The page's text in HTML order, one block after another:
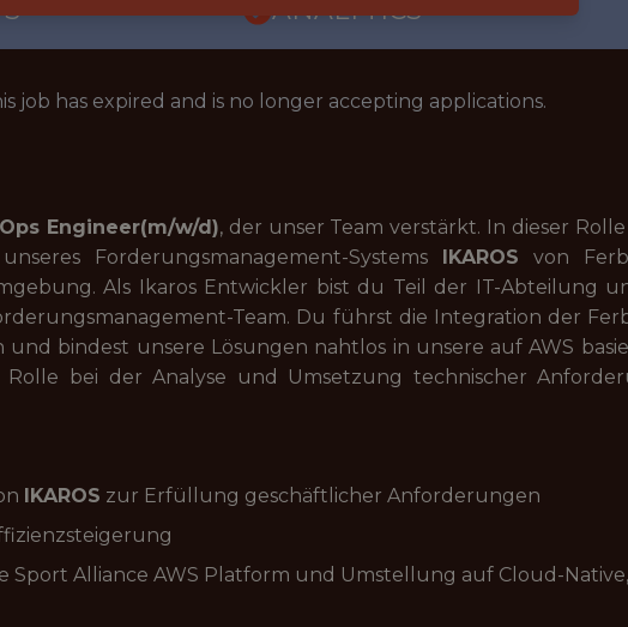
ANALYTICS
job has expired and is no longer accepting applications.
Engineer(m/w/d), der unser Team verstärkt. In dieser
Forderungsmanagement-Systems IKAROS von
Als Ikaros Entwickler bist du Teil der IT-Abteilung
Team. Du führst die Integration der
bindest unsere Lösungen nahtlos in unsere auf AWS
bei der Analyse und Umsetzung technischer
IKAROS zur Erfüllung geschäftlicher Anforderungen
Sport Alliance AWS Platform und Umstellung auf Cloud-